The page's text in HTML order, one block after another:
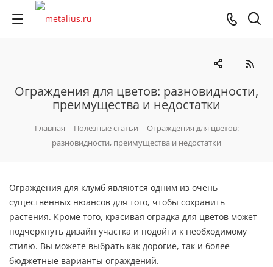
Ограждения для цветов: разновидности,
преимущества и недостатки
Главная - Полезные статьи - Ограждения для цветов:
разновидности, преимущества и недостатки
Ограждения для клумб являются одним из очень
существенных нюансов для того, чтобы сохранить
растения. Кроме того, красивая оградка для цветов может
подчеркнуть дизайн участка и подойти к необходимому
стилю. Вы можете выбрать как дорогие, так и более
бюджетные варианты ограждений.